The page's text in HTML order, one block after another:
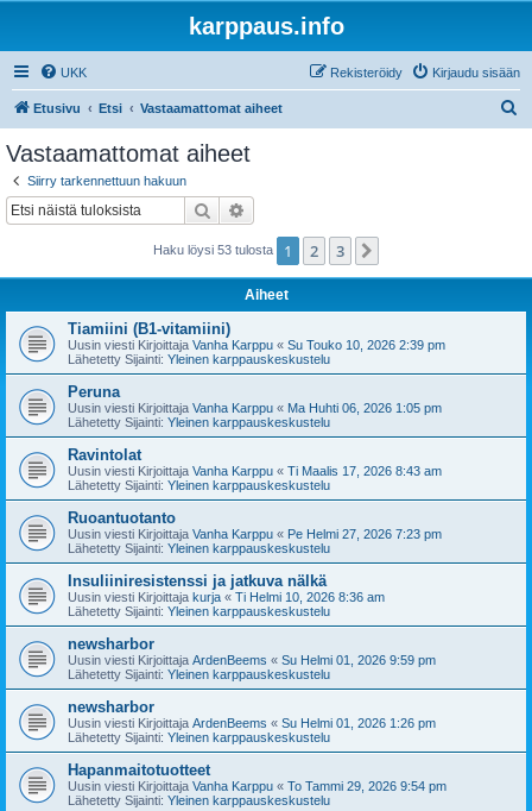
karppaus.info
UKK Kirjaudu sisään
Rekisteröidy
Etusivu Etsi Vastaamattomat aiheet
Vastaamattomat aiheet
Siirry tarkennettuun hakuun
Etsi
Haku löysi 53 tulosta 1 2 3
Aiheet
Tiamiini (B1-vitamiini)
Uusin viesti Kirjoittaja Vanha Karppu « Su Touko 10, 2026 2:39 pm
Lähetetty Sijainti: Yleinen karppauskeskustelu
Peruna
Uusin viesti Kirjoittaja Vanha Karppu « Ma Huhti 06, 2026 1:05 pm
Lähetetty Sijainti: Yleinen karppauskeskustelu
Ravintolat
Uusin viesti Kirjoittaja Vanha Karppu « Ti Maalis 17, 2026 8:43 am
Lähetetty Sijainti: Yleinen karppauskeskustelu
Ruoantuotanto
Uusin viesti Kirjoittaja Vanha Karppu « Pe Helmi 27, 2026 7:23 pm
Lähetetty Sijainti: Yleinen karppauskeskustelu
Insuliiniresistenssi ja jatkuva nälkä
Uusin viesti Kirjoittaja kurja « Ti Helmi 10, 2026 8:36 am
Lähetetty Sijainti: Yleinen karppauskeskustelu
newsharbor
Uusin viesti Kirjoittaja ArdenBeems « Su Helmi 01, 2026 9:59 pm
Lähetetty Sijainti: Yleinen karppauskeskustelu
newsharbor
Uusin viesti Kirjoittaja ArdenBeems « Su Helmi 01, 2026 1:26 pm
Lähetetty Sijainti: Yleinen karppauskeskustelu
Hapanmaitotuotteet
Uusin viesti Kirjoittaja Vanha Karppu « To Tammi 29, 2026 9:54 pm
Lähetetty Sijainti: Yleinen karppauskeskustelu